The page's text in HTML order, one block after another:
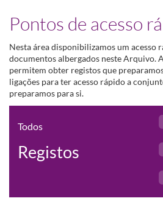
Pontos de acesso
Nesta área disponibilizamos um acesso
documentos albergados neste Arquivo.
permitem obter registos que
ligações para ter acesso rápido a
preparamos para si.
Todos
Registos